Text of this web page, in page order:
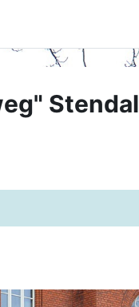
Stendal